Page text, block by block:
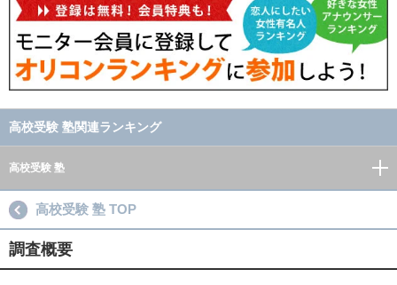
高校受験 塾関連ランキング
高校受験 塾
高校受験 塾 TOP
調査概要